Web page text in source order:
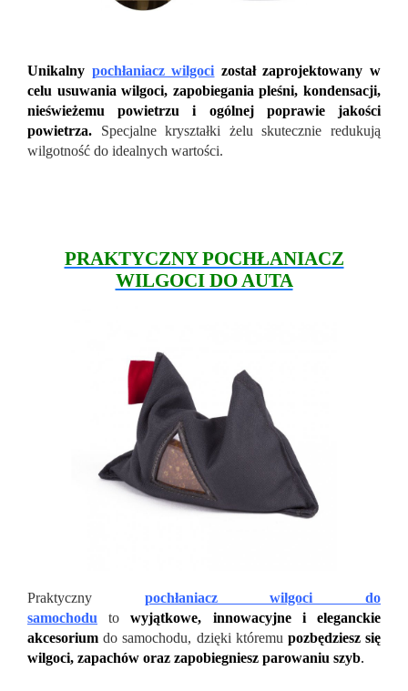
Unikalny pochłaniacz wilgoci został zaprojektowany w
celu usuwania wilgoci, zapobiegania pleśni, kondensacji,
nieświeżemu powietrzu i ogólnej poprawie jakości
powietrza. Specjalne kryształki żelu skutecznie redukują
wilgotność do idealnych wartości.
PRAKTYCZNY POCHŁANIACZ
WILGOCI DO AUTA
Praktyczny pochłaniacz wilgoci do
samochodu towyjątkowe, innowacyjne i eleganckie
akcesorium do samochodu, dzięki któremu pozbędziesz się
wilgoci, zapachów oraz zapobiegniesz parowaniu szyb.